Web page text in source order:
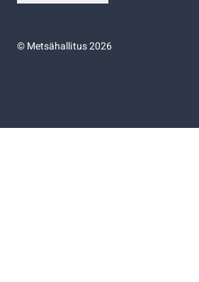
©Metsähallitus 2026